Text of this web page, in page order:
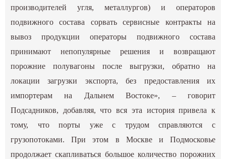
производителей угля, металлургов) и операторов
подвижного состава сорвать сервисные контракты на
вывоз продукции операторы подвижного состава
принимают непопулярные решения и возвращают
порожние полувагоны после выгрузки, обратно на
локации загрузки экспорта, без предоставления их
импортерам на Дальнем Востоке», – говорит
Подсадников, добавляя, что вся эта история привела к
тому, что порты уже с трудом справляются с
грузопотоками. При этом в Москве и Подмосковье
продолжает скапливаться большое количество порожних